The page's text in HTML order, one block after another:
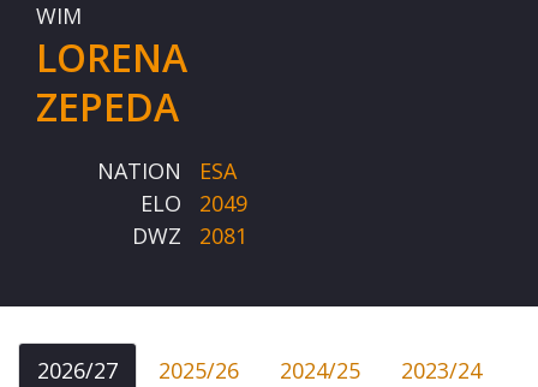
WIM
LORENA
ZEPEDA
NATION
ESA
ELO
2049
DWZ
2081
2026/27 2025/26 2024/25
2023/24